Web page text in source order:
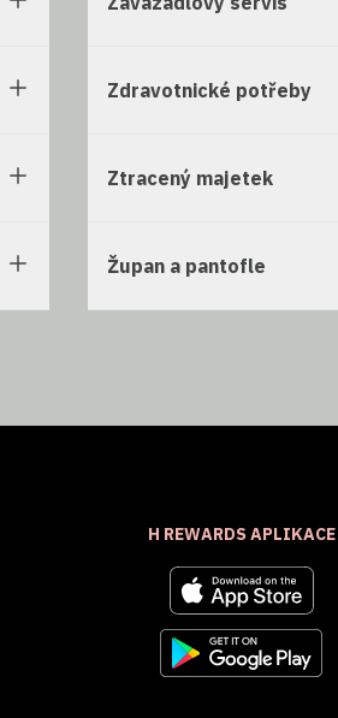
Zdravotnické potřeby
Ztracený majetek
Župan a pantofle
H REWARDS APLIKACE